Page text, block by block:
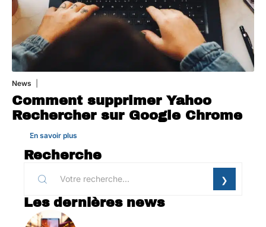
News
Comment supprimer Yahoo
Rechercher sur Google Chrome
En savoir plus
Recherche
Les dernières news